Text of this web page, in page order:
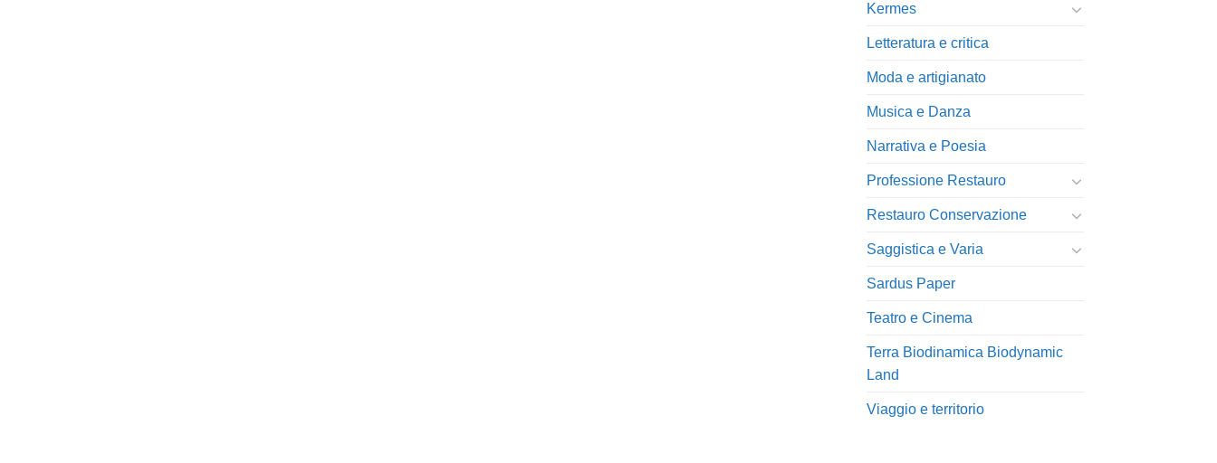
Kermes
Letteratura e critica
Moda e artigianato
Musica e Danza
Narrativa e Poesia
Professione Restauro
Restauro Conservazione
Saggistica e Varia
Sardus Paper
Teatro e Cinema
Terra Biodinamica Biodynamic
Land
Viaggio e territorio